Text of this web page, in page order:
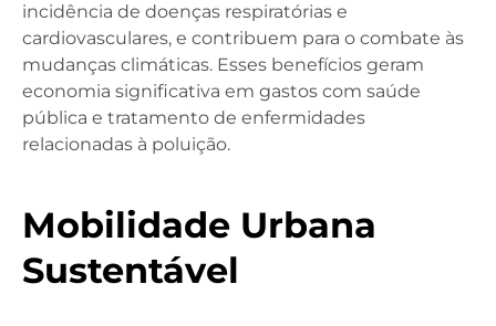
incidência de doenças respiratórias e
cardiovasculares, e contribuem para o combate às
mudanças climáticas. Esses benefícios geram
economia significativa em gastos com saúde
pública e tratamento de enfermidades
relacionadas à poluição.
Mobilidade Urbana
Sustentável